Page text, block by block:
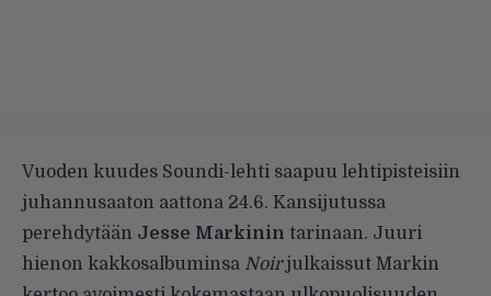
Vuoden kuudes Soundi-lehti saapuu lehtipisteisiin
juhannusaaton aattona 24.6. Kansijutussa
perehdytään Jesse Markinin tarinaan. Juuri
hienon kakkosalbuminsa Noirjulkaissut Markin